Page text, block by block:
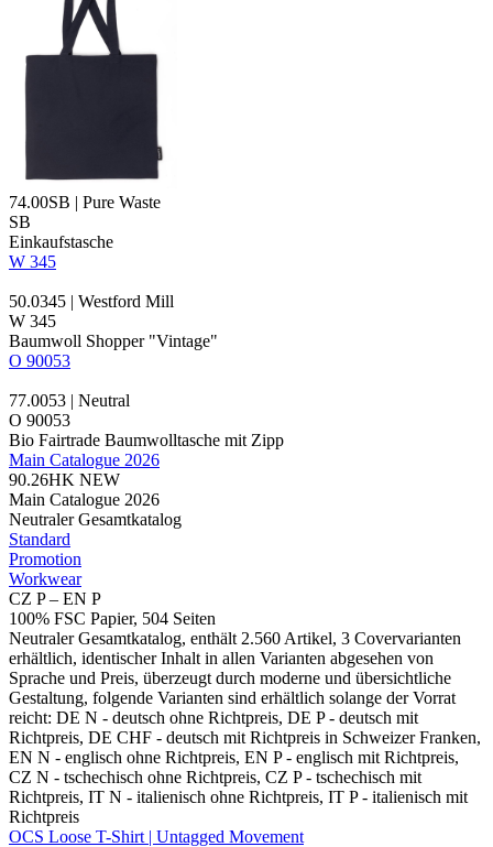
74.00SB | Pure Waste
SB
Einkaufstasche
W 345
50.0345 | Westford Mill
W 345
Baumwoll Shopper "Vintage"
O 90053
77.0053 | Neutral
O 90053
Bio Fairtrade Baumwolltasche mit Zipp
Main Catalogue 2026
90.26HK NEW
Main Catalogue 2026
Neutraler Gesamtkatalog
Standard
Promotion
Workwear
CZ P – EN P
100% FSC Papier, 504 Seiten
Neutraler Gesamtkatalog, enthält 2.560 Artikel, 3 Covervarianten
erhältlich, identischer Inhalt in allen Varianten abgesehen von
Sprache und Preis, überzeugt durch moderne und übersichtliche
Gestaltung, folgende Varianten sind erhältlich solange der Vorrat
reicht: DE N - deutsch ohne Richtpreis, DE P - deutsch mit
Richtpreis, DE CHF - deutsch mit Richtpreis in Schweizer Franken,
EN N - englisch ohne Richtpreis, EN P - englisch mit Richtpreis,
CZ N - tschechisch ohne Richtpreis, CZ P - tschechisch mit
Richtpreis, IT N - italienisch ohne Richtpreis, IT P - italienisch mit
Richtpreis
OCS Loose T-Shirt | Untagged Movement